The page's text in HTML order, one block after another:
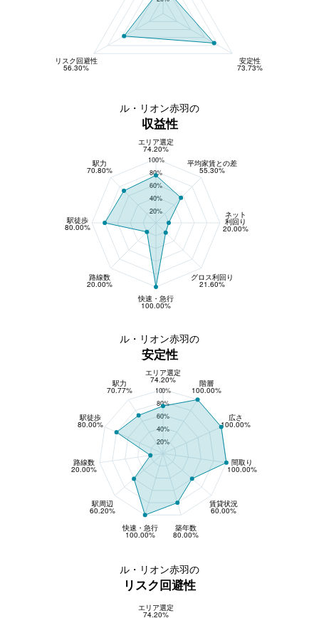
リスク回避性
56.30%
安定性
73.73%
ル・リオン赤羽の
収益性
100%
エリア選定
74.20%
駅力
70.80%
駅徒歩
80.00%
路線数
20.00%
快速・急行
100.00%
グロス利回り
21.60%
ネット
利回り
20.00%
平均家賃との差
55.30%
80%
60%
40%
20%
ル・リオン赤羽の
安定性
100%
エリア選定
74.20%
駅力
70.77%
駅徒歩
80.00%
路線数
20.00%
駅周辺
60.20%
快速・急行
100.00%
築年数
80.00%
賃貸状況
60.00%
間取り
100.00%
広さ
100.00%
階層
100.00%
80%
60%
40%
20%
ル・リオン赤羽の
リスク回避性
エリア選定
74.20%